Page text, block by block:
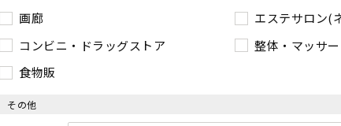
画廊
コンビニ・ドラッグストア
食物販
エステサロン(
整体・マッサ
その他